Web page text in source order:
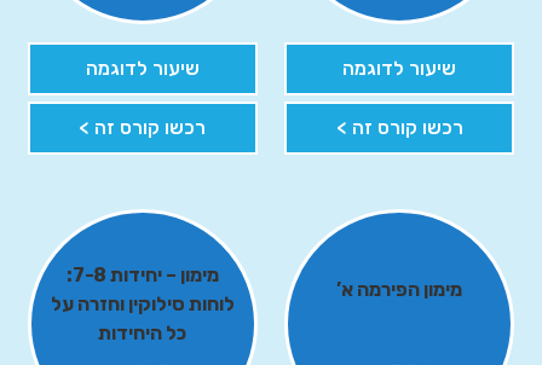
שיעור לדוגמה
רכשו קורס זה >
שיעור לדוגמה
רכשו קורס זה >
מימון הפירמה א’
מימון – יחידות 7-8:
לוחות סילוקין וחזרה על
כל היחידות